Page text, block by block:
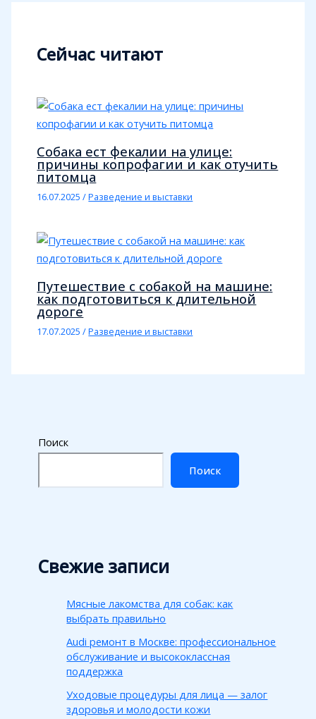
Сейчас читают
Собака ест фекалии на улице:
причины копрофагии и как отучить
питомца
16.07.2025/Разведение и выставки
Путешествие с собакой на машине:
как подготовиться к длительной
дороге
17.07.2025/Разведение и выставки
Поиск
Поиск
Свежие записи
Мясные лакомства для собак: как
выбрать правильно
Audi ремонт в Москве: профессиональное
обслуживание и высококлассная
поддержка
Уходовые процедуры для лица — залог
здоровья и молодости кожи